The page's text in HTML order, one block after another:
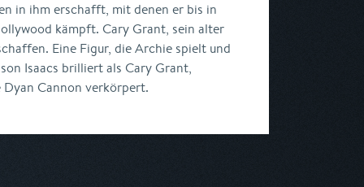
in ihm erschafft, mit denen er bis in
kämpft. Cary Grant, sein alter
Eine Figur, die Archie spielt und
Isaacs brilliert als Cary Grant,
Dyan Cannon verkörpert.